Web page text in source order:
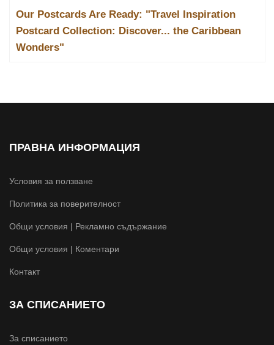
Our Postcards Are Ready: "Travel Inspiration
Postcard Collection: Discover... the Caribbean
Wonders"
ПРАВНА ИНФОРМАЦИЯ
Условия за ползване
Политика за поверителност
Общи условия | Рекламно съдържание
Общи условия | Коментари
Контакт
ЗА СПИСАНИЕТО
За списанието